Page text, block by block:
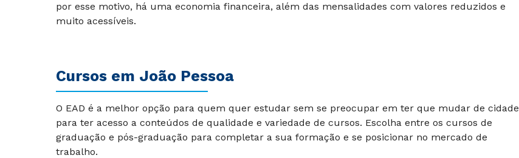
por esse motivo, há uma economia financeira, além das mensalidades com valores reduzidos e
muito acessíveis.
Cursos em João Pessoa
O EAD é a melhor opção para quem quer estudar sem se preocupar em ter que mudar de cidade
para ter acesso a conteúdos de qualidade e variedade de cursos. Escolha entre os cursos de
graduação e pós-graduação para completar a sua formação e se posicionar no mercado de
trabalho.